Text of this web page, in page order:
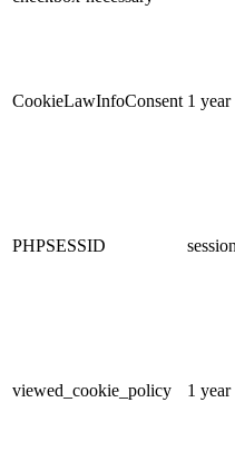
CookieLawInfoConsent 1 year
PHPSESSID
viewed_cookie_policy 1 year